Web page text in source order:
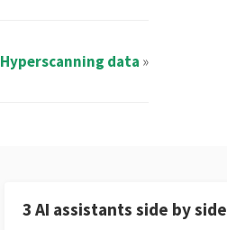
Hyperscanning data »
3 AI assistants side by side